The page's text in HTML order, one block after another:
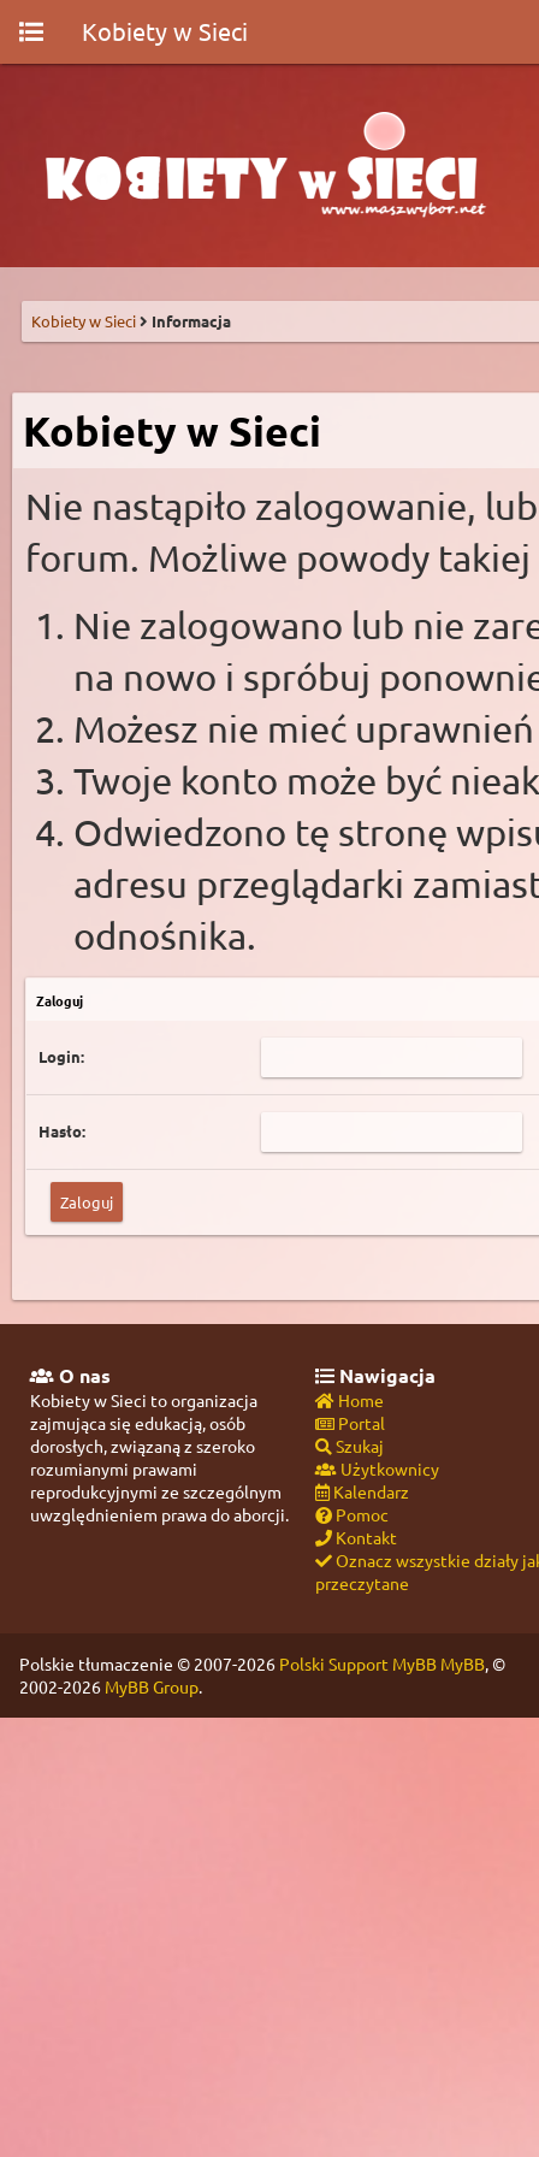
Kobiety w Sieci
Kobiety w Sieci Informacja
Kobiety w Sieci
Nie nastąpiło zalogowanie,
forum. Możliwe powody takiej
Nie zalogowano lub nie
na nowo i spróbuj
Możesz nie mieć
Twoje konto może być
Odwiedzono tę stronę
adresu przeglądarki
odnośnika.
Zaloguj
Login:
Hasło:
O nas
Kobiety w Sieci to organizacja
zajmująca się edukacją, osób
dorosłych, związaną z szeroko
rozumianymi prawami
reprodukcyjnymi ze szczególnym
uwzględnieniem prawa do aborcji.
Nawigacja
Home
Portal
Szukaj
Użytkownicy
Kalendarz
Pomoc
Kontakt
Oznacz wszystkie działy
przeczytane
Polskie tłumaczenie © 2007-2026 Polski Support MyBB MyBB, ©
2002-2026 MyBB Group.